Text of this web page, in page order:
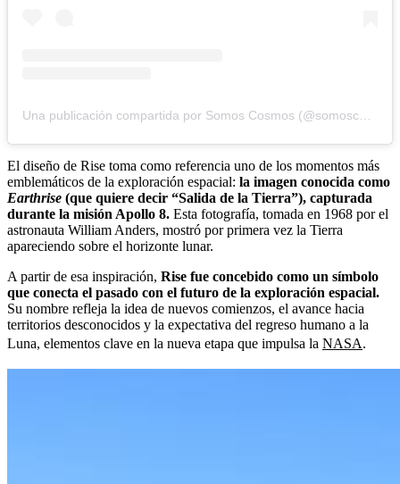
El diseño de Rise toma como referencia uno de los momentos más
emblemáticos de la exploración espacial: la imagen conocida como
Earthrise (que quiere decir “Salida de la Tierra”), capturada
durante la misión Apollo 8. Esta fotografía, tomada en 1968 por el
astronauta William Anders, mostró por primera vez la Tierra
apareciendo sobre el horizonte lunar.
A partir de esa inspiración, Rise fue concebido como un símbolo
que conecta el pasado con el futuro de la exploración espacial.
Su nombre refleja la idea de nuevos comienzos, el avance hacia
territorios desconocidos y la expectativa del regreso humano a la
Luna, elementos clave en la nueva etapa que impulsa la NASA.